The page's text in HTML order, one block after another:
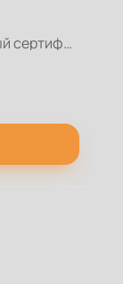
Москва, Gift certificate, Подарочный сертификат